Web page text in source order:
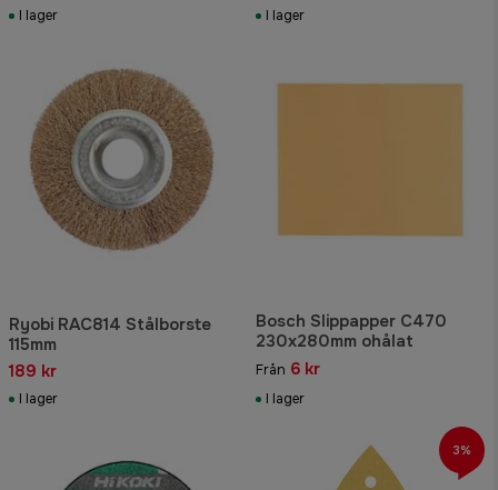
I lager
I lager
Ryobi RAC814 Stålborste
115mm
189 kr
I lager
Bosch Slippapper C470
230x280mm ohålat
Från 6 kr
I lager
3%